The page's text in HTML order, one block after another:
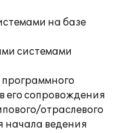
на базе
системами
его сопровождения
отраслевого
начала ведения